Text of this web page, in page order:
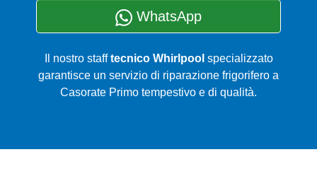
WhatsApp
Il nostro stafftecnico Whirlpool specializzato
garantisce un servizio di riparazione frigorifero a
Casorate Primo tempestivo e di qualità.